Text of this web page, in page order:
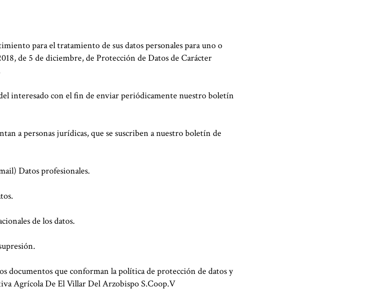
para el tratamiento de sus datos personales para uno o
de 5 de diciembre, de Protección de Datos de Carácter
interesado con el fin de enviar periódicamente nuestro boletín
a personas jurídicas, que se suscriben a nuestro boletín de
Datos profesionales.
de los datos.
documentos que conforman la política de protección de datos y
Agrícola De El Villar Del Arzobispo S.Coop.V